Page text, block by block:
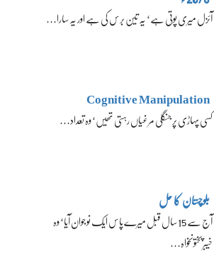
آئزل میری پوتی ہے‘ یہ تین برس کی ہے اور یہ سارا…
Cognitive Manipulation
کسی پہاڑی پر جنگلی مرغیاں رہتی تھیں‘ وہ تعداد…
بلوچستان کا حل
آج سے 15 سال قبل میرے پاس ایک نوجوان آیا‘ وہ
خیبرپختونخواہ…